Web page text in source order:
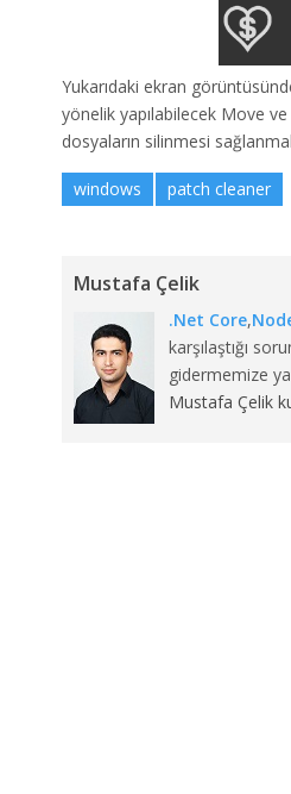
Yukarıdaki ekran
yönelik yapılabilecek Move
dosyaların silinmesi
windows patch cleaner
Mustafa Çelik
.Net Core,
karşılaştığı
gidermemize
Mustafa Çelik